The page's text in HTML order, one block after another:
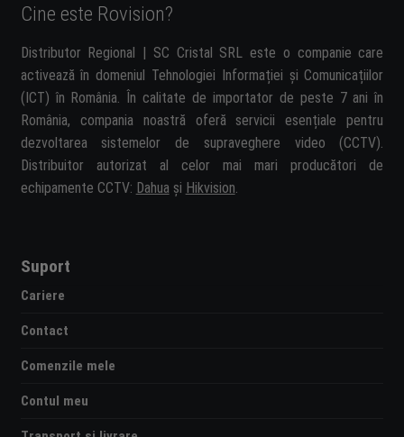
Cine este Rovision?
Distributor Regional | SC Cristal SRL este o companie care
activează în domeniul Tehnologiei Informației și Comunicațiilor
(ICT) în România. În calitate de importator de peste 7 ani în
România, compania noastră oferă servicii esențiale pentru
dezvoltarea sistemelor de supraveghere video (CCTV).
Distribuitor autorizat al celor mai mari producători de
echipamente CCTV: Dahua și Hikvision.
Suport
Cariere
Contact
Comenzile mele
Contul meu